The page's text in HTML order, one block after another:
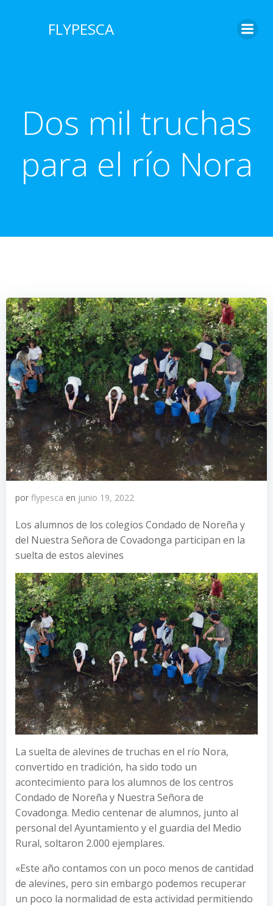
FLYPESCA
Dos mil truchas
para el río Nora
por flypesca en junio 19, 2022
Los alumnos de los colegios Condado de Noreña y
del Nuestra Señora de Covadonga participan en la
suelta de estos alevines
La suelta de alevines de truchas en el río Nora,
convertido en tradición, ha sido todo un
acontecimiento para los alumnos de los centros
Condado de Noreña y Nuestra Señora de
Covadonga. Medio centenar de alumnos, junto al
personal del Ayuntamiento y el guardia del Medio
Rural, soltaron 2.000 ejemplares.
«Este año contamos con un poco menos de cantidad
de alevines, pero sin embargo podemos recuperar
un poco la normalidad de esta actividad permitiendo